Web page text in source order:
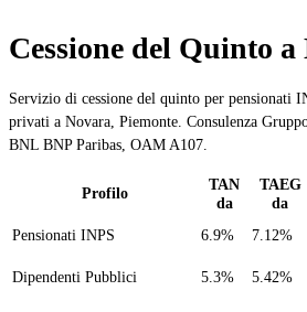
Cessione del Quinto
Servizio di cessione del quinto per pensionati
privati a Novara, Piemonte. Consulenza
BNL BNP Paribas, OAM A107.
Profilo
TAN
da
TAEG
da
Pensionati INPS 6.9% 7.12%
Dipendenti Pubblici
5.3% 5.42%